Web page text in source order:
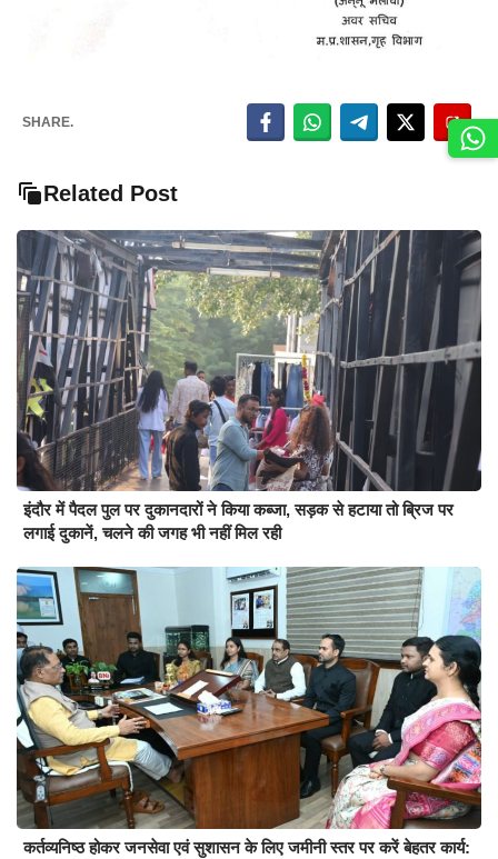
SHARE.
Related Post
इंदौर में पैदल पुल पर दुकानदारों ने किया कब्जा, सड़क से हटाया तो ब्रिज पर
लगाई दुकानें, चलने की जगह भी नहीं मिल रही
कर्तव्यनिष्ठ होकर जनसेवा एवं सुशासन के लिए जमीनी स्तर पर करें बेहतर कार्य: